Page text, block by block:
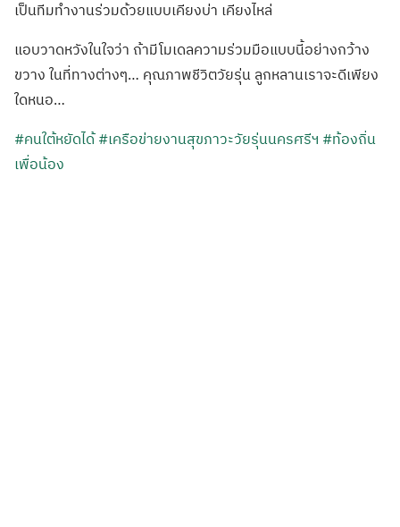
เป็นทีมทำงานร่วมด้วยแบบเคียงบ่า เคียงไหล่
แอบวาดหวังในใจว่า ถ้ามีโมเดลความร่วมมือแบบนี้อย่างกว้าง
ขวาง ในที่ทางต่างๆ… คุณภาพชีวิตวัยรุ่น ลูกหลานเราจะดีเพียง
ใดหนอ…
#คนใต้หยัดได้ #เครือข่ายงานสุขภาวะวัยรุ่นนครศรีฯ #ท้องถิ่น
เพื่อน้อง